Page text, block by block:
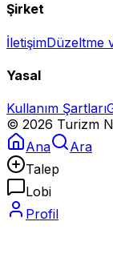
Şirket
İletişimDüzeltme
Yasal
Kullanım Şartları
© 2026 Turizm
Ana
Ara
Talep
Lobi
Profil